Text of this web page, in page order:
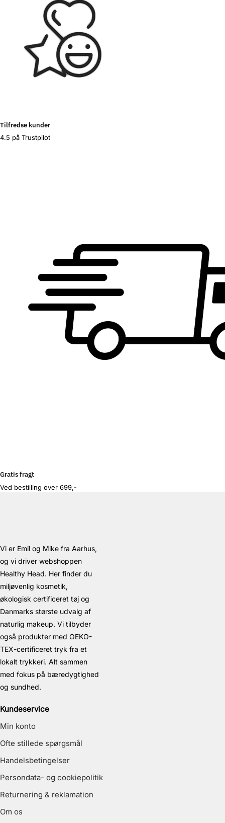
Tilfredse kunder
4.5 på Trustpilot
Gratis fragt
Ved bestilling over 699,-
Vi er Emil og Mike fra Aarhus,
og vi driver webshoppen
Healthy Head. Her finder du
miljøvenlig kosmetik,
økologisk certificeret tøj og
Danmarks største udvalg af
naturlig makeup. Vi tilbyder
også produkter med OEKO-
TEX-certificeret tryk fra et
lokalt trykkeri. Alt sammen
med fokus på bæredygtighed
og sundhed.
Kundeservice
Min konto
Ofte stillede spørgsmål
Handelsbetingelser
Persondata- og cookiepolitik
Returnering & reklamation
Om os